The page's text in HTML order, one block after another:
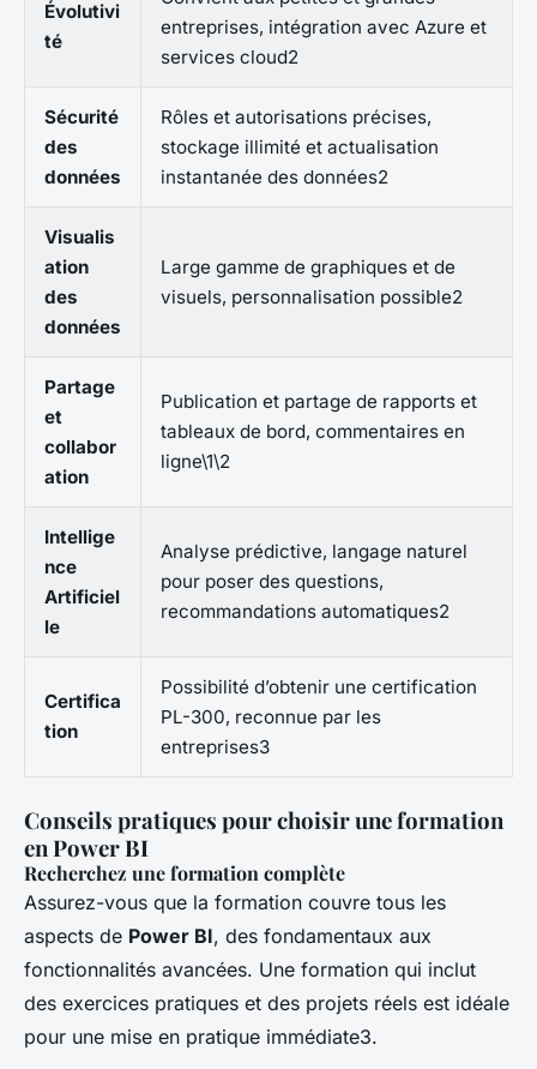
Évolutivi
té
entreprises, intégration avec Azure et
services cloud2
Sécurité
des
données
Rôles et autorisations précises,
stockage illimité et actualisation
instantanée des données2
Visualis
ation
des
données
Large gamme de graphiques et de
visuels, personnalisation possible2
Partage
et
collabor
ation
Publication et partage de rapports et
tableaux de bord, commentaires en
ligne\1\2
Intellige
nce
Artificiel
le
Analyse prédictive, langage naturel
pour poser des questions,
recommandations automatiques2
Certifica
tion
Possibilité d’obtenir une certification
PL-300, reconnue par les
entreprises3
Conseils pratiques pour choisir une formation
en Power BI
Recherchez une formation complète
Assurez-vous que la formation couvre tous les
aspects de Power BI, des fondamentaux aux
fonctionnalités avancées. Une formation qui inclut
des exercices pratiques et des projets réels est idéale
pour une mise en pratique immédiate3.